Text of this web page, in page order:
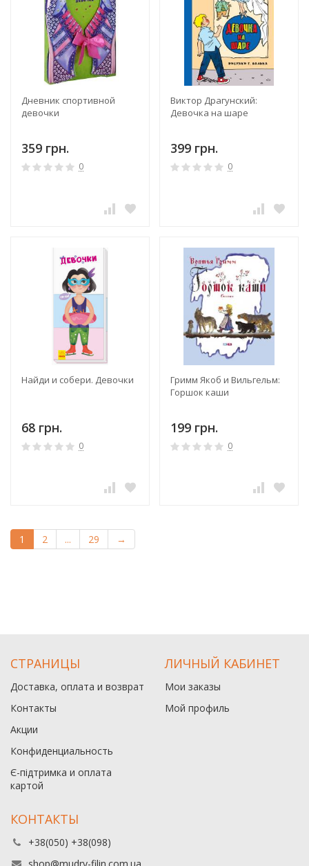
Дневник спортивной
девочки
359 грн.
0
Виктор Драгунский:
Девочка на шаре
399 грн.
0
Найди и собери. Девочки
68 грн.
0
Гримм Якоб и Вильгельм:
Горшок каши
199 грн.
0
1 2 ... 29 →
СТРАНИЦЫ
Доставка, оплата и возврат
Контакты
Акции
Конфиденциальность
Є-підтримка и оплата
картой
ЛИЧНЫЙ КАБИНЕТ
Мои заказы
Мой профиль
КОНТАКТЫ
+38(050) +38(098)